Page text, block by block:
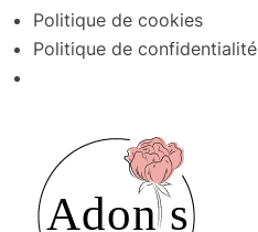
Politique de cookies
Politique de confidentialité
contenu